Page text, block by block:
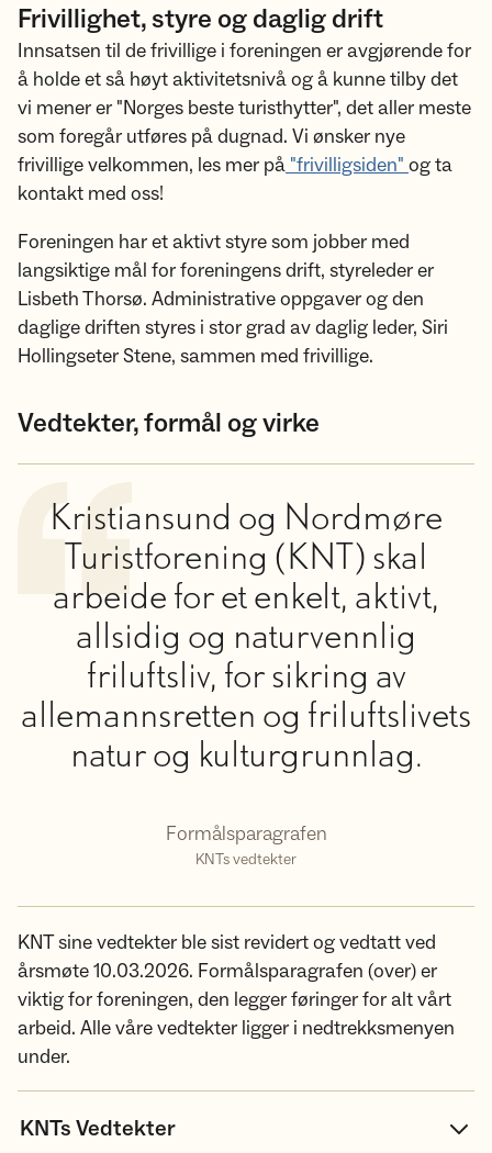
Frivillighet, styre og daglig drift
Innsatsen til de frivillige i foreningen er avgjørende for
å holde et så høyt aktivitetsnivå og å kunne tilby det
vi mener er "Norges beste turisthytter", det aller meste
som foregår utføres på dugnad. Vi ønsker nye
frivillige velkommen, les mer på "frivilligsiden" og ta
kontakt med oss!
Foreningen har et aktivt styre som jobber med
langsiktige mål for foreningens drift, styreleder er
Lisbeth Thorsø. Administrative oppgaver og den
daglige driften styres i stor grad av daglig leder, Siri
Hollingseter Stene, sammen med frivillige.
Vedtekter, formål og virke
Kristiansund og Nordmøre
Turistforening (KNT) skal
arbeide for et enkelt, aktivt,
allsidig og naturvennlig
friluftsliv, for sikring av
allemannsretten og friluftslivets
natur og kulturgrunnlag.
Formålsparagrafen
KNTs vedtekter
KNT sine vedtekter ble sist revidert og vedtatt ved
årsmøte 10.03.2026. Formålsparagrafen (over) er
viktig for foreningen, den legger føringer for alt vårt
arbeid. Alle våre vedtekter ligger i nedtrekksmenyen
under.
KNTs Vedtekter